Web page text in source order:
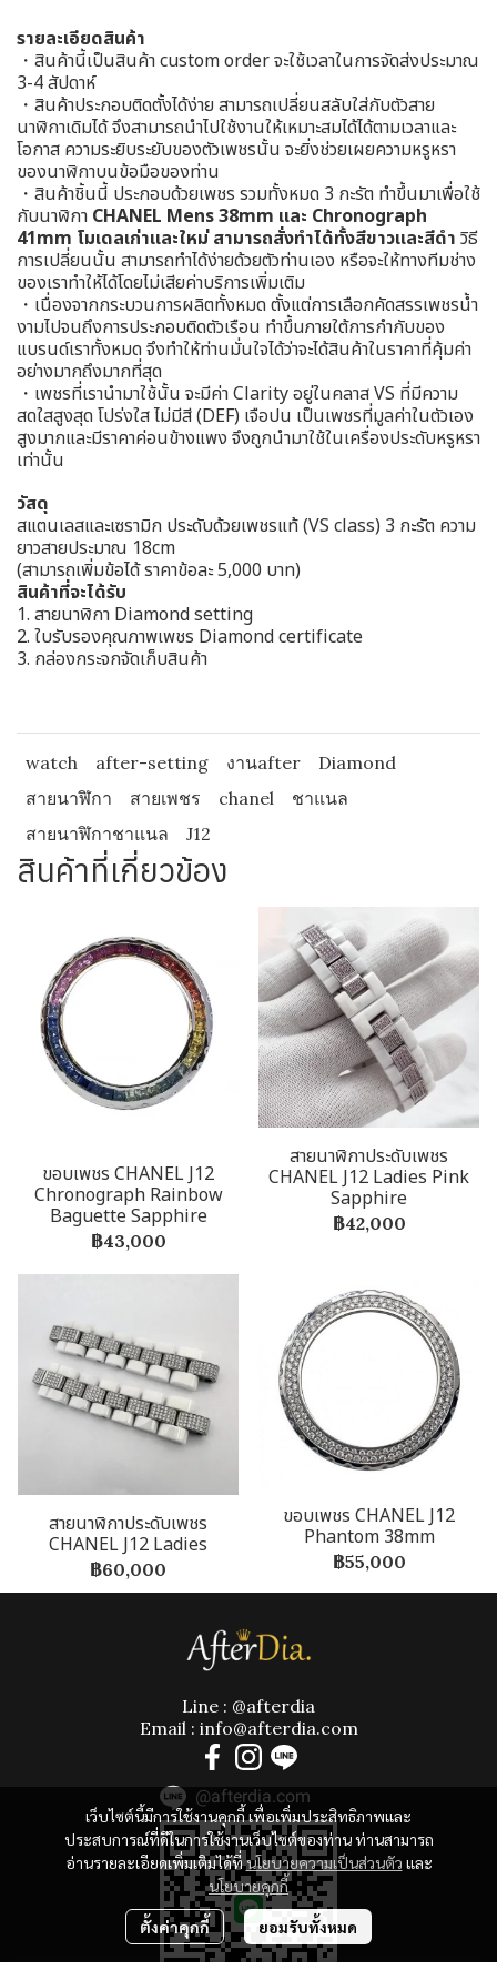
รายละเอียดสินค้า
・สินค้านี้เป็นสินค้า custom order จะใช้เวลาในการจัดส่งประมาณ
3-4 สัปดาห์
・สินค้าประกอบติดตั้งได้ง่าย สามารถเปลี่ยนสลับใส่กับตัวสาย
นาฬิกาเดิมได้ จึงสามารถนำไปใช้งานให้เหมาะสมได้ได้ตามเวลาและ
โอกาส ความระยิบระยับของตัวเพชรนั้น จะยิ่งช่วยเผยความหรูหรา
ของนาฬิกาบนข้อมือของท่าน
・สินค้าชิ้นนี้ ประกอบด้วยเพชร รวมทั้งหมด 3 กะรัต ทำขึ้นมาเพื่อใช้
กับนาฬิกา CHANEL Mens 38mm และ Chronograph
41mm โมเดลเก่าและใหม่ สามารถสั่งทำได้ทั้งสีขาวและสีดำ วิธี
การเปลี่ยนนั้น สามารถทำได้ง่ายด้วยตัวท่านเอง หรือจะให้ทางทีมช่าง
ของเราทำให้ได้โดยไม่เสียค่าบริการเพิ่มเติม
・เนื่องจากกระบวนการผลิตทั้งหมด ตั้งแต่การเลือกคัดสรรเพชรน้ำ
งามไปจนถึงการประกอบติดตัวเรือน ทำขึ้นภายใต้การกำกับของ
แบรนด์เราทั้งหมด จึงทำให้ท่านมั่นใจได้ว่าจะได้สินค้าในราคาที่คุ้มค่า
อย่างมากถึงมากที่สุด
・เพชรที่เรานำมาใช้นั้น จะมีค่า Clarity อยู่ในคลาส VS ที่มีความ
สดใสสูงสุด โปร่งใส ไม่มีสี (DEF) เจือปน เป็นเพชรที่มูลค่าในตัวเอง
สูงมากและมีราคาค่อนข้างแพง จึงถูกนำมาใช้ในเครื่องประดับหรูหรา
เท่านั้น
วัสดุ
สแตนเลสและเซรามิก ประดับด้วยเพชรแท้ (VS class) 3 กะรัต ความ
ยาวสายประมาณ 18cm
(สามารถเพิ่มข้อได้ ราคาข้อละ 5,000 บาท)
สินค้าที่จะได้รับ
1. สายนาฬิกา Diamond setting
2. ใบรับรองคุณภาพเพชร Diamond certificate
3. กล่องกระจกจัดเก็บสินค้า
watch after-setting งานafter
Diamond
สายนาฬิกา
สายเพชร chanel
ชาแนล
สายนาฬิกาชาแนล
J12
สินค้าที่เกี่ยวข้อง
ขอบเพชร CHANEL J12
Chronograph Rainbow
Baguette Sapphire
฿43,000
สายนาฬิกาประดับเพชร
CHANEL J12 Ladies Pink
Sapphire
฿42,000
สายนาฬิกาประดับเพชร
CHANEL J12 Ladies
฿60,000
ขอบเพชร CHANEL J12
Phantom 38mm
฿55,000
เว็บไซต์นี้มีการใช้งานคุกกี้ เพื่อเพิ่มประสิทธิภาพและ
ประสบการณ์ที่ดีในการใช้งานเว็บไซต์ของท่าน ท่านสามารถ
อ่านรายละเอียดเพิ่มเติมได้ที่นโยบายความเป็นส่วนตัว และ
นโยบายคุกกี้
ตั้งค่าคุกกี้ ยอมรับทั้งหมด
Line : @afterdia
Email : info@afterdia.com
@afterdia.com